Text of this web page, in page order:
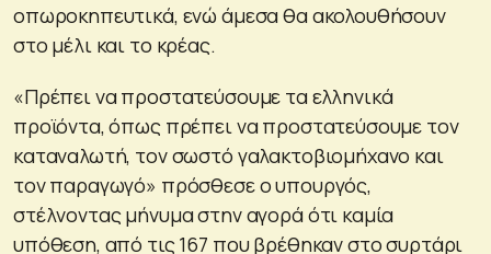
οπωροκηπευτικά, ενώ άμεσα θα ακολουθήσουν
στο μέλι και το κρέας.
«Πρέπει να προστατεύσουμε τα ελληνικά
προϊόντα, όπως πρέπει να προστατεύσουμε τον
καταναλωτή, τον σωστό γαλακτοβιομήχανο και
τον παραγωγό» πρόσθεσε ο υπουργός,
στέλνοντας μήνυμα στην αγορά ότι καμία
υπόθεση, από τις 167 που βρέθηκαν στο συρτάρι